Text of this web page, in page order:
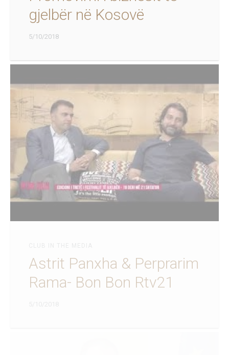
gjelbër në Kosovë
5/10/2018
Astrit Panxha & Perprarim
Rama- Bon Bon Rtv21